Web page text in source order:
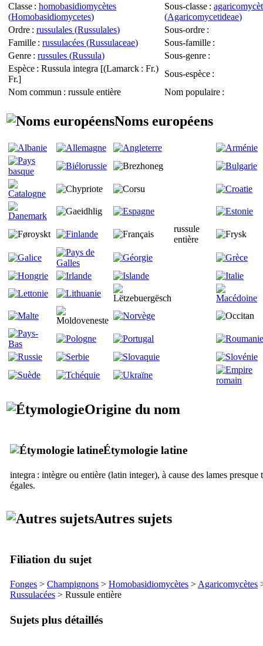
Classe : homobasidiomycètes
(Homobasidiomycetes)
Sous-classe :
(Agaricomycetideae)
Ordre : russulales (Russulales) Sous-ordre :
Famille : russulacées (Russulaceae) Sous-famille :
Genre : russules (Russula) Sous-genre :
Espèce : Russula integra [(Lamarck : Fr.)
Fr.]
Sous-espèce :
Nom commun : russule entière Nom populaire :
Noms européens
russule
entière
Origine du nom
Étymologie latine
integra : intègre ou entière (latin integer), à cause des lames presque
égales.
Autres sujets
Filiation du sujet
Fonges > Champignons > Homobasidiomycètes > Agaricomycètes
Russulacées > Russule entière
Sujets plus détaillés